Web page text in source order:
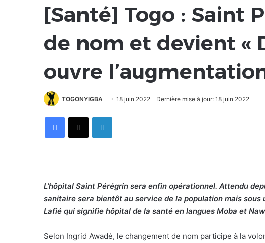
[Santé] Togo : Saint
de nom et devient «
ouvre
TOGONYIGBA 18 juin 2022 Dernière mise à jour: 18 juin 2022
FacebookX Linkedin
L’hôpital Saint Pérégrin sera enfin opérationnel. Attendu
sanitaire sera bientôt au service de la population mais
Lafié qui signifie hôpital de la santé en langues Moba et
Selon Ingrid Awadé, le changement de nom participe à la